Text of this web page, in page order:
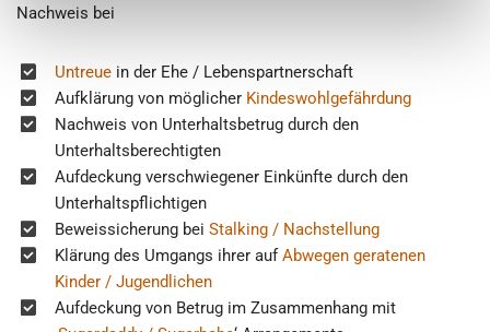
Nachweis bei
Untreue in der Ehe / Lebenspartnerschaft
Aufklärung von möglicher Kindeswohlgefährdung
Nachweis von Unterhaltsbetrug durch den
Unterhaltsberechtigten
Aufdeckung verschwiegener Einkünfte durch den
Unterhaltspflichtigen
Beweissicherung bei Stalking / Nachstellung
Klärung des Umgangs ihrer auf Abwegen geratenen
Kinder / Jugendlichen
Aufdeckung von Betrug im Zusammenhang mit